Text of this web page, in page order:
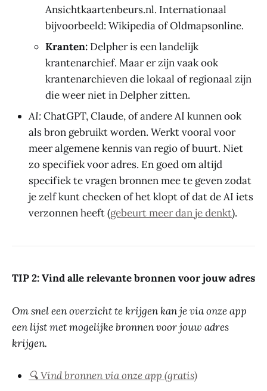
Ansichtkaartenbeurs.nl. Internationaal
bijvoorbeeld: Wikipedia of Oldmapsonline.
Kranten: Delpher is een landelijk
krantenarchief. Maar er zijn vaak ook
krantenarchieven die lokaal of regionaal zijn
die weer niet in Delpher zitten.
AI:ChatGPT, Claude, of andere AI kunnen ook
als bron gebruikt worden. Werkt vooral voor
meer algemene kennis van regio of buurt. Niet
zo specifiek voor adres. En goed om altijd
specifiek te vragen bronnen mee te geven zodat
je zelf kunt checken of het klopt of dat de AI iets
verzonnen heeft (gebeurt meer dan je denkt).
TIP 2: Vind alle relevante bronnen voor jouw adres
Om snel een overzicht te krijgen kan je via onze app
een lijst met mogelijke bronnen voor jouw adres
krijgen.
🔍 Vindbronnen via onze app (gratis)